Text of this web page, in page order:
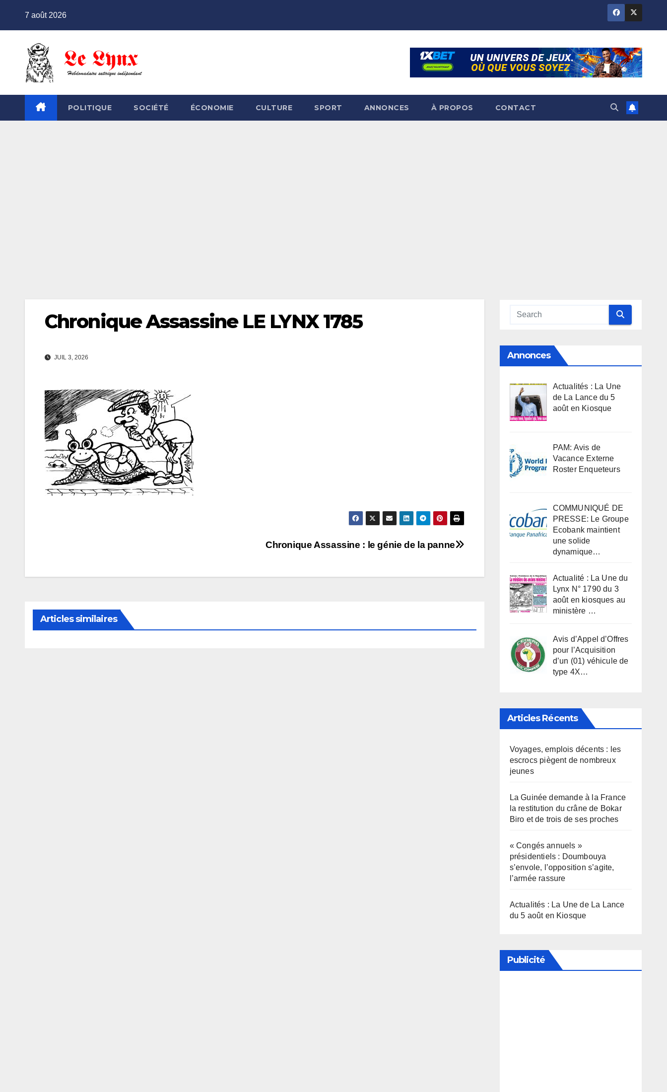
7 août 2026
POLITIQUE SOCIÉTÉ ÉCONOMIE CULTURE SPORT ANNONCES À PROPOS CONTACT
Chronique Assassine LE LYNX 1785
JUIL 3, 2026
Chronique Assassine : le génie de la panne
Articles similaires
Annonces
Actualités : La Une
de La Lance du 5
août en Kiosque
PAM: Avis de
Vacance Externe
Roster Enqueteurs
COMMUNIQUÉ DE
PRESSE: Le Groupe
Ecobank maintient
une solide
dynamique…
Actualité : La Une du
Lynx N° 1790 du 3
août en kiosques au
ministère …
Avis d’Appel d’Offres
pour l’Acquisition
d’un (01) véhicule de
type 4X…
Articles Récents
Voyages, emplois décents : les
escrocs piègent de nombreux
jeunes
La Guinée demande à la France
la restitution du crâne de Bokar
Biro et de trois de ses proches
« Congés annuels »
présidentiels : Doumbouya
s’envole, l’opposition s’agite,
l’armée rassure
Actualités : La Une de La Lance
du 5 août en Kiosque
Publicité